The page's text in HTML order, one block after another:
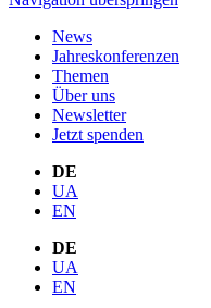
News
Jahreskonferenzen
Themen
Über uns
Newsletter
Jetzt spenden
DE
UA
EN
DE
UA
EN